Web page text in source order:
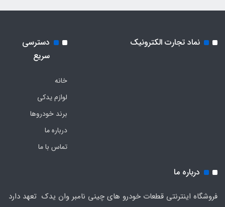
نماد تجارت الکترونیک
دسترسی
سریع
خانه
لوازم یدکی
برند خودروها
درباره ما
تماس با ما
درباره ما
فروشگاه اینترنتی قطعات خودرو های چینی نامبر وان یدک تعهد دارد